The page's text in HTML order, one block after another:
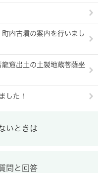
内古墳の案内を行いまし
窟出土の土製地蔵菩薩坐
した！
いときは
問と回答